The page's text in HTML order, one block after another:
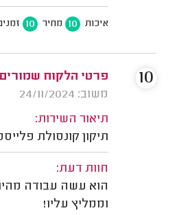
איכות 10 מחיר 10
פרטי הלקוח
משוב: 24/11/2024
תיאור השירות:
תיקון קונסולת
חוות דעת:
הוא עשה עבודה
וממליץ עליו!
10